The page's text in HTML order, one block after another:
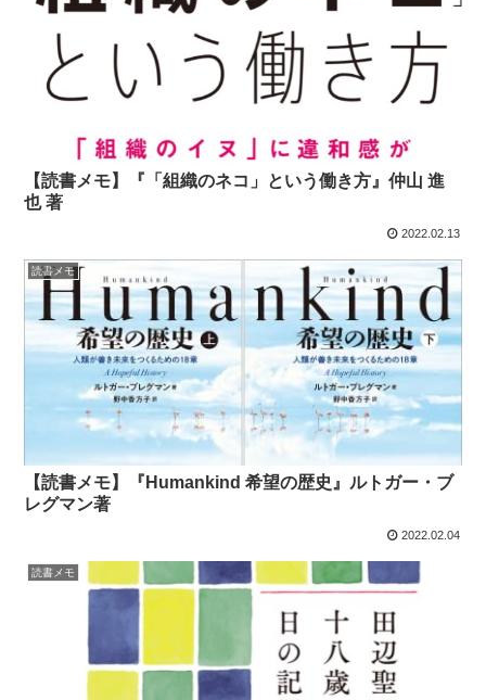
【読書メモ】『「組織のネコ」という働き方』仲山 進
也 著
2022.02.13
読書メモ
【読書メモ】『Humankind 希望の歴史』ルトガー・ブ
レグマン著
2022.02.04
読書メモ